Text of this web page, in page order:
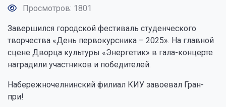
Просмотров: 1801
Завершился городской фестиваль студенческого
творчества «День первокурсника – 2025». На главной
сцене Дворца культуры «Энергетик» в гала-концерте
наградили участников и победителей.
Набережночелнинский филиал КИУ завоевал Гран-
при!